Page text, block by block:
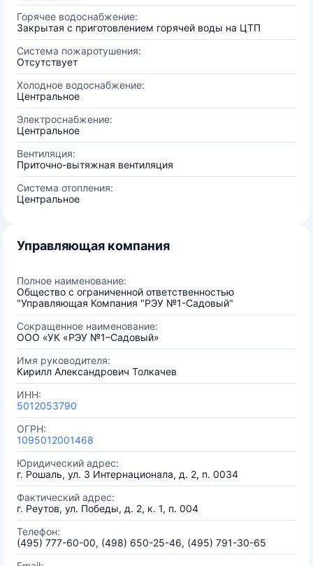
Горячее водоснабжение:
Закрытая с приготовлением горячей воды на ЦТП
Система пожаротушения:
Отсутствует
Холодное водоснабжение:
Центральное
Электроснабжение:
Центральное
Вентиляция:
Приточно-вытяжная вентиляция
Система отопления:
Центральное
Управляющая компания
Полное наименование:
Общество с ограниченной ответственностью
"Управляющая Компания "РЭУ №1-Садовый"
Сокращенное наименование:
ООО «УК «РЭУ №1–Садовый»
Имя руководителя:
Кирилл Александрович Толкачев
ИНН:
5012053790
ОГРН:
1095012001468
Юридический адрес:
г. Рошаль, ул. 3 Интернационала, д. 2, п. 0034
Фактический адрес:
г. Реутов, ул. Победы, д. 2, к. 1, п. 004
Телефон:
(495) 777-60-00, (498) 650-25-46, (495) 791-30-65